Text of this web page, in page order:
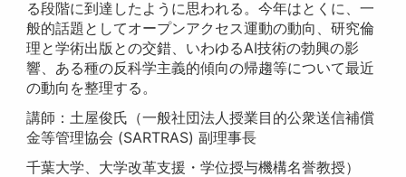
る段階に到達したように思われる。今年はとくに、一
般的話題としてオープンアクセス運動の動向、研究倫
理と学術出版との交錯、いわゆるAI技術の勃興の影
響、ある種の反科学主義的傾向の帰趨等について最近
の動向を整理する。
講師：土屋俊氏（一般社団法人授業目的公衆送信補償
金等管理協会 (SARTRAS) 副理事長
千葉大学、大学改革支援・学位授与機構名誉教授）